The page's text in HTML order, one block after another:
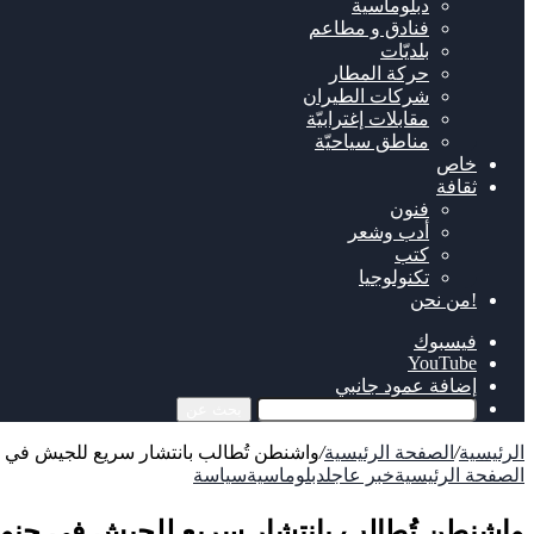
دبلوماسية
فنادق و مطاعم
بلديّات
حركة المطار
شركات الطيران
مقابلات إغترابيّة
مناطق سياحيّة
خاص
ثقافة
فنون
أدب وشعر
كتب
تكنولوجيا
!من نحن
فيسبوك
‫YouTube
إضافة عمود جانبي
الرئيسية/ الصفحة الرئيسية/واشنطن تُطالب بانتشار سريع للجيش في
الصفحة الرئيسيةخبر عاجلدبلوماسيةسياسة